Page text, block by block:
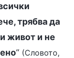
трябва да
живот и не
“ (Словото,